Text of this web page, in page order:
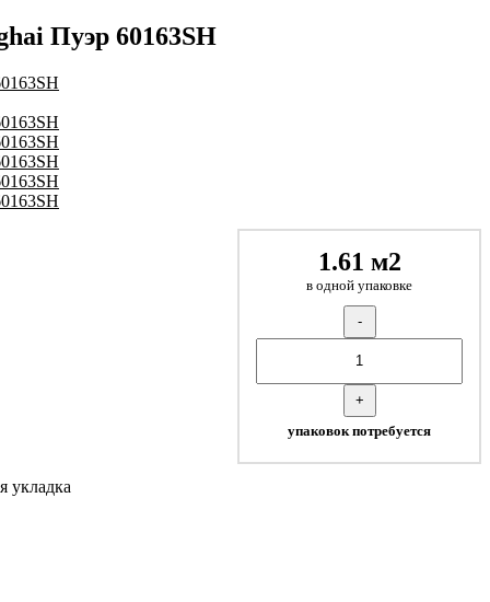
Пуэр 60163SH
1.61 м2
в одной упаковке
-
+
упаковок потребуется
укладка